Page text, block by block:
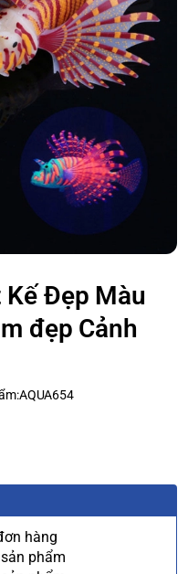
Kế Đẹp Màu
đẹp Cảnh
AQUA654
hàng
phẩm